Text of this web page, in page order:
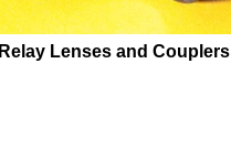
Relay Lenses and Couplers